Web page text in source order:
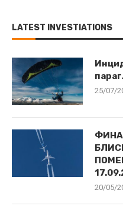
LATEST INVESTIATIONS
25/07/
20/05/